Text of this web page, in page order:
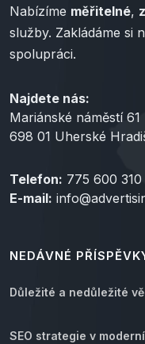
Nabízíme měřitelné,
služby. Zakládáme si
spolupráci.
Najdete nás:
Mariánské náměstí 61
698 01 Uherské
Telefon: 775 600 310
E-mail:
NEDÁVNÉ
Důležité a nedůležité
SEO strategie v